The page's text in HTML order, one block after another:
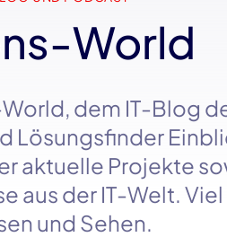
World
, dem IT-Blog
Lösungsfinder
aktuelle Projekte
aus der IT-Welt.
und Sehen.